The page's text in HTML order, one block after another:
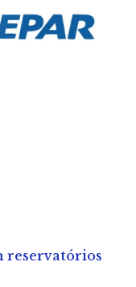
reservatórios